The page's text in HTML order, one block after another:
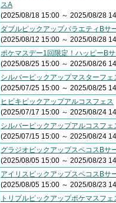
スA
(2025/08/18 15:00 ～ 2025/08/28
ダブルピックアップバラエティBサ
(2025/08/12 15:00 ～ 2025/08/28
ポケマスデー1回限定！ハッピーB
(2025/08/25 15:00 ～ 2025/08/26
シルバーピックアップマスターフェ
(2025/07/25 15:00 ～ 2025/08/25
ヒビキピックアップアルコスフェス
(2025/07/17 15:00 ～ 2025/08/24
シルバーピックアップアルコスフェ
(2025/07/15 15:00 ～ 2025/08/24
グラジオピックアップスペコスBサ
(2025/08/05 15:00 ～ 2025/08/23
アイリスピックアップスペコスBサ
(2025/08/05 15:00 ～ 2025/08/23
トリプルピックアップポケマスフェ